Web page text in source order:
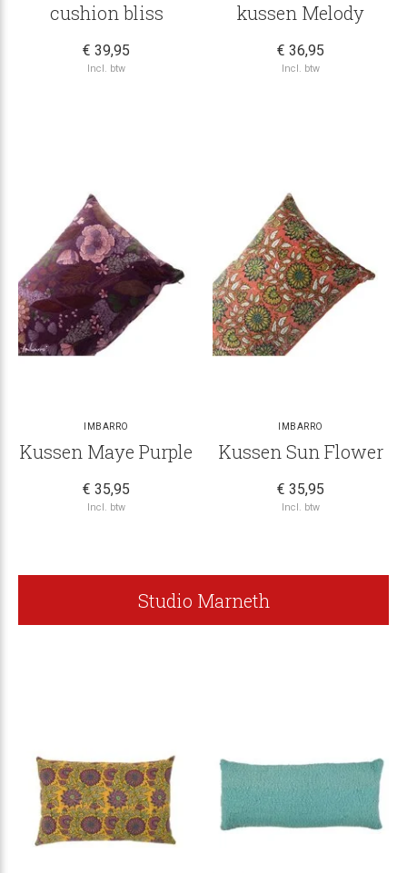
cushion bliss
€ 39,95
Incl. btw
kussen Melody
€ 36,95
Incl. btw
IMBARRO
Kussen Maye Purple
€ 35,95
Incl. btw
IMBARRO
Kussen Sun Flower
€ 35,95
Incl. btw
Studio Marneth